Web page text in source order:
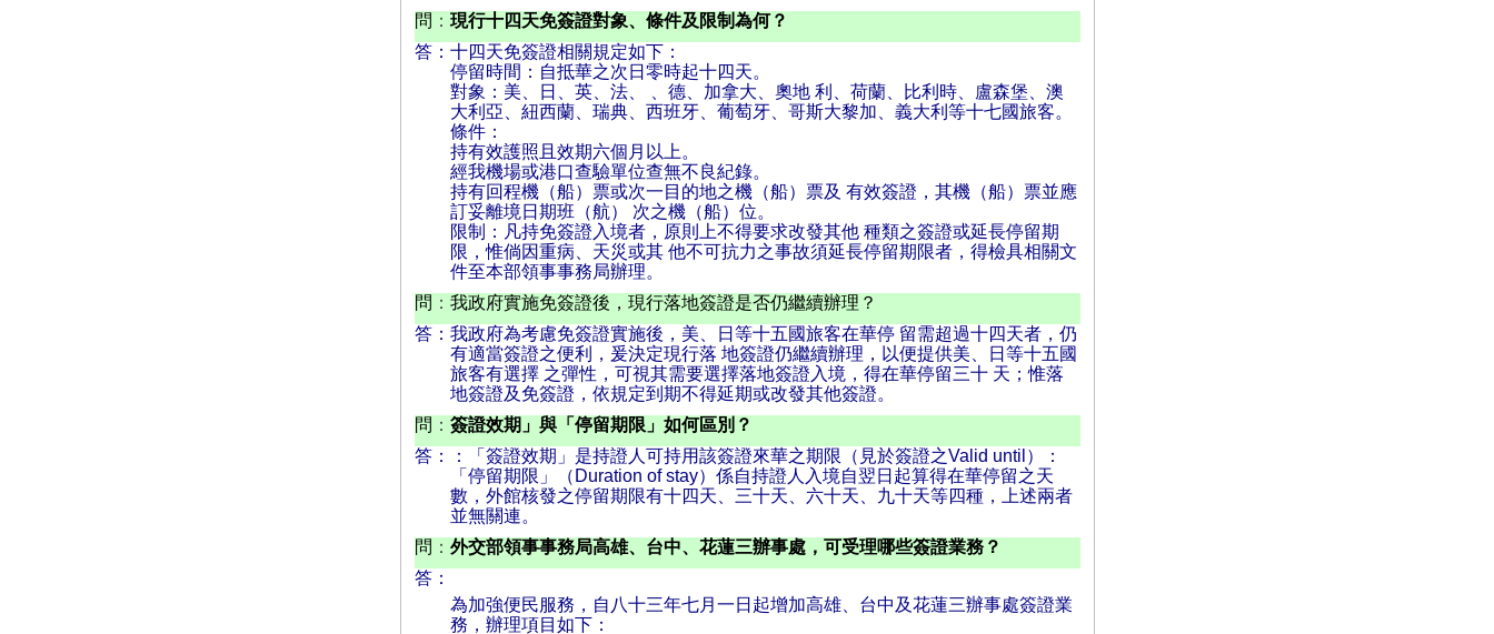
問 ： 現行十四天免簽證對象、條件及限制為何？
答： 十四天免簽證相關規定如下：
停留時間：自抵華之次日零時起十四天。
對象：美、日、英、法、 、德、加拿大、奧地 利、荷蘭、比利時、盧森堡、澳
大利亞、紐西蘭、瑞典、西班牙、葡萄牙、哥斯大黎加、義大利等十七國旅客。
條件：
持有效護照且效期六個月以上。
經我機場或港口查驗單位查無不良紀錄。
持有回程機（船）票或次一目的地之機（船）票及 有效簽證，其機（船）票並應
訂妥離境日期班（航） 次之機（船）位。
限制：凡持免簽證入境者，原則上不得要求改發其他 種類之簽證或延長停留期
限，惟倘因重病、天災或其 他不可抗力之事故須延長停留期限者，得檢具相關文
件至本部領事事務局辦理。
問 ： 我政府實施免簽證後，現行落地簽證是否仍繼續辦理？
答： 我政府為考慮免簽證實施後，美、日等十五國旅客在華停 留需超過十四天者，仍
有適當簽證之便利，爰決定現行落 地簽證仍繼續辦理，以便提供美、日等十五國
旅客有選擇 之彈性，可視其需要選擇落地簽證入境，得在華停留三十 天；惟落
地簽證及免簽證，依規定到期不得延期或改發其他簽證。
問 ： 簽證效期」與「停留期限」如何區別？
答：
：「簽證效期」是持證人可持用該簽證來華之期限（見於簽證之Valid until）：
「停留期限」（Duration of stay）係自持證人入境自翌日起算得在華停留之天
數，外館核發之停留期限有十四天、三十天、六十天、九十天等四種，上述兩者
並無關連。
問 ： 外交部領事事務局高雄、台中、花蓮三辦事處，可受理哪些簽證業務？
答：
為加強便民服務，自八十三年七月一日起增加高雄、台中及花蓮三辦事處簽證業
務，辦理項目如下：